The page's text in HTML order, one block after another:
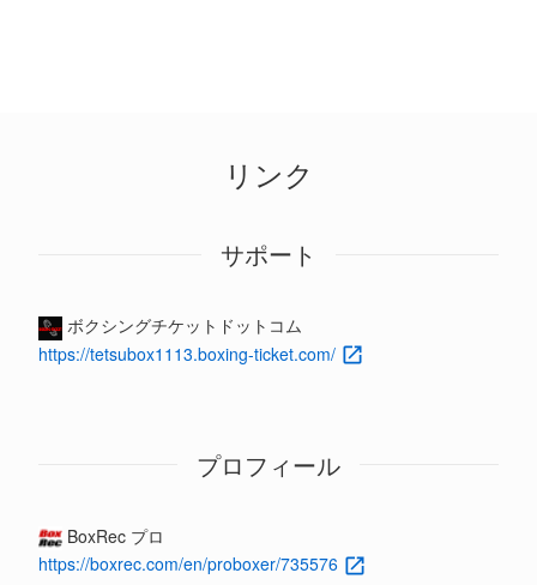
リンク
サポート
ボクシングチケットドットコム
https://tetsubox1113.boxing-ticket.com/
プロフィール
BoxRec プロ
https://boxrec.com/en/proboxer/735576